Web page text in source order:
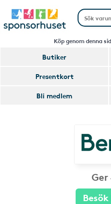
Köp genom denna
Butiker
Presentkort
Bli medlem
Ger